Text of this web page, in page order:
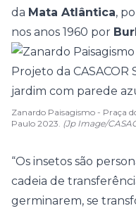
da Mata Atlântica,
nos anos 1960 por
Zanardo Paisagismo - Praça
Paulo 2023. (Jp Image/
“Os insetos são
cadeia de
germinarem, se